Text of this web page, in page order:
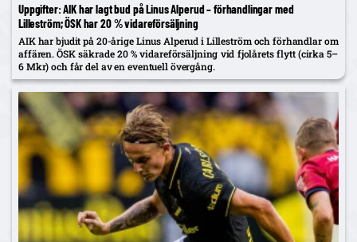
Uppgifter: AIK har lagt bud på Linus Alperud – förhandlingar med
Lilleström; ÖSK har 20 % vidareförsäljning
AIK har bjudit på 20-årige Linus Alperud i Lilleström och förhandlar om
affären. ÖSK säkrade 20 % vidareförsäljning vid fjolårets flytt (cirka 5–
6 Mkr) och får del av en eventuell övergång.